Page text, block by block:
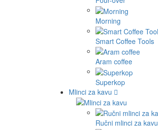
Morning
Smart Coffee Tools
Aram coffee
Superkop
Mlinci za kavu
Ručni mlinci za kavu